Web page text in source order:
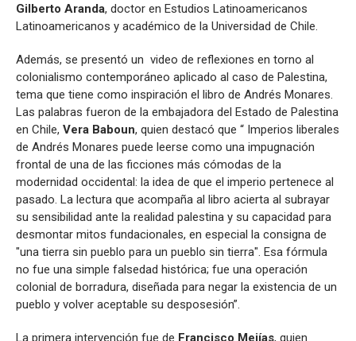
Gilberto Aranda, doctor en Estudios Latinoamericanos
Latinoamericanos y académico de la Universidad de Chile.
Además, se presentó un video de reflexiones en torno al
colonialismo contemporáneo aplicado al caso de Palestina,
tema que tiene como inspiración el libro de Andrés Monares.
Las palabras fueron de la embajadora del Estado de Palestina
en Chile, Vera Baboun, quien destacó que “ Imperios liberales
de Andrés Monares puede leerse como una impugnación
frontal de una de las ficciones más cómodas de la
modernidad occidental: la idea de que el imperio pertenece al
pasado. La lectura que acompaña al libro acierta al subrayar
su sensibilidad ante la realidad palestina y su capacidad para
desmontar mitos fundacionales, en especial la consigna de
"una tierra sin pueblo para un pueblo sin tierra". Esa fórmula
no fue una simple falsedad histórica; fue una operación
colonial de borradura, diseñada para negar la existencia de un
pueblo y volver aceptable su desposesión”.
La primera intervención fue de Francisco Mejías, quien